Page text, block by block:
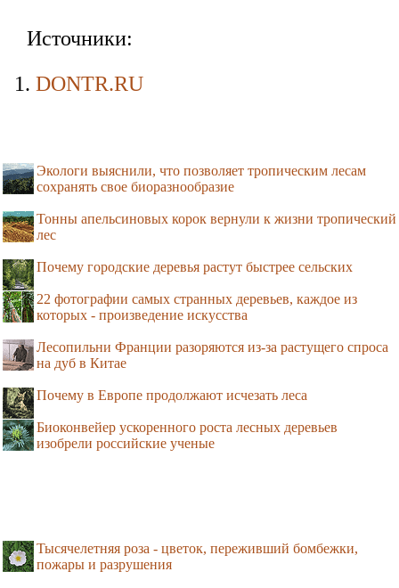
Источники:
DONTR.RU
Экологи выяснили, что позволяет тропическим лесам
сохранять свое биоразнообразие
Тонны апельсиновых корок вернули к жизни тропический
лес
Почему городские деревья растут быстрее сельских
22 фотографии самых странных деревьев, каждое из
которых - произведение искусства
Лесопильни Франции разоряются из-за растущего спроса
на дуб в Китае
Почему в Европе продолжают исчезать леса
Биоконвейер ускоренного роста лесных деревьев
изобрели российские ученые
Тысячелетняя роза - цветок, переживший бомбежки,
пожары и разрушения